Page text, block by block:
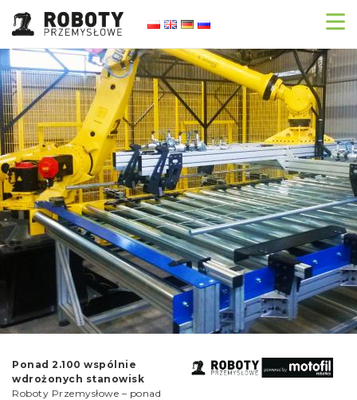
Ponad 2.100 wspólnie
wdrożonych stanowisk
Roboty Przemysłowe – ponad